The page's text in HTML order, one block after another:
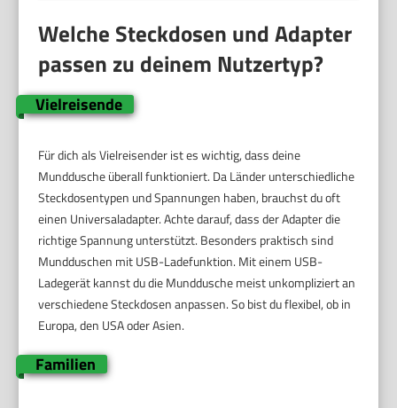
Welche Steckdosen und Adapter
passen zu deinem Nutzertyp?
Vielreisende
Für dich als Vielreisender ist es wichtig, dass deine
Munddusche überall funktioniert. Da Länder unterschiedliche
Steckdosentypen und Spannungen haben, brauchst du oft
einen Universaladapter. Achte darauf, dass der Adapter die
richtige Spannung unterstützt. Besonders praktisch sind
Mundduschen mit USB-Ladefunktion. Mit einem USB-
Ladegerät kannst du die Munddusche meist unkompliziert an
verschiedene Steckdosen anpassen. So bist du flexibel, ob in
Europa, den USA oder Asien.
Familien